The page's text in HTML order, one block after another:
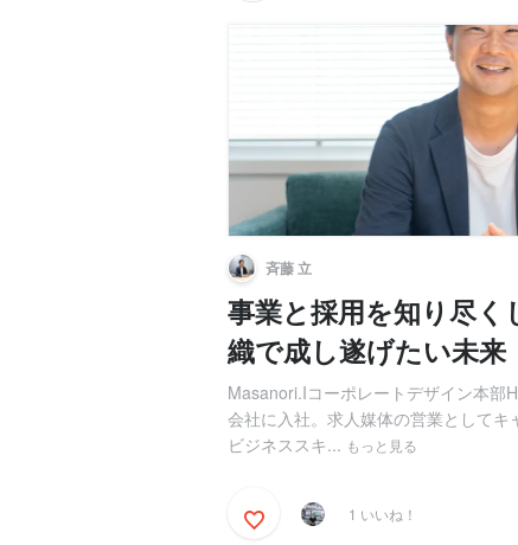
斉藤 立
事業と採用を知り尽く
織で成し遂げたい未来
Masanori.Iコーポレートデザイン本部
会社に入社。求人媒体の営業として
ビジネススキ... もっと見る
1 いいね！